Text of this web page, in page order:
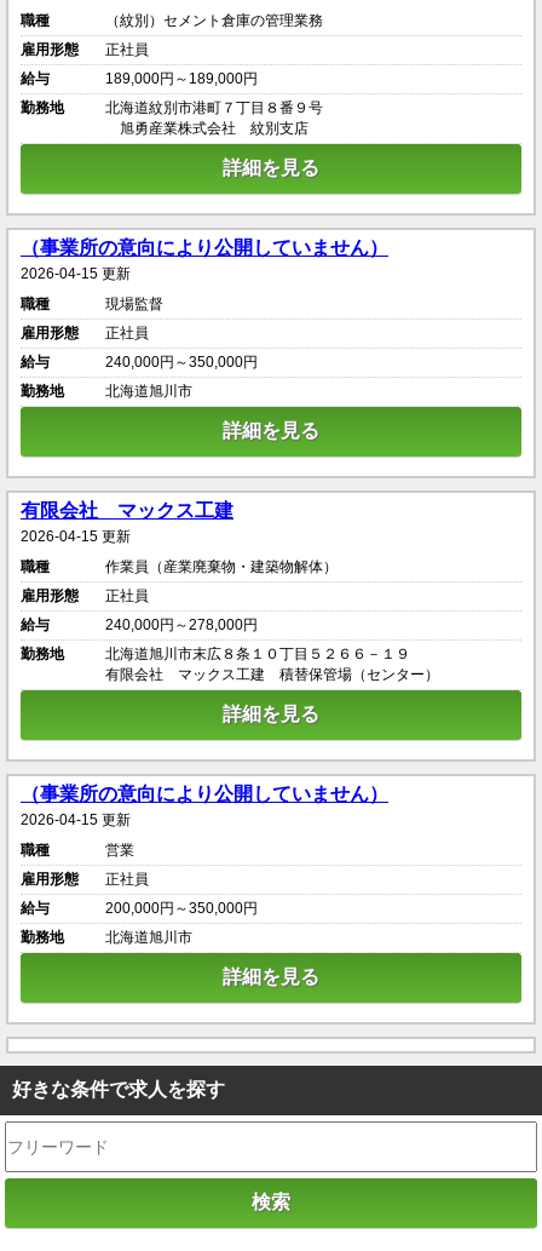
職種
（紋別）セメント倉庫の管理業務
雇用形態
正社員
給与
189,000円～189,000円
勤務地
北海道紋別市港町７丁目８番９号
旭勇産業株式会社 紋別支店
詳細を見る
（事業所の意向により公開していません）
2026-04-15 更新
職種
現場監督
雇用形態
正社員
給与
240,000円～350,000円
勤務地
北海道旭川市
詳細を見る
有限会社 マックス工建
2026-04-15 更新
職種
作業員（産業廃棄物・建築物解体）
雇用形態
正社員
給与
240,000円～278,000円
勤務地
北海道旭川市末広８条１０丁目５２６６－１９
有限会社 マックス工建 積替保管場（センター）
詳細を見る
（事業所の意向により公開していません）
2026-04-15 更新
職種
営業
雇用形態
正社員
給与
200,000円～350,000円
勤務地
北海道旭川市
詳細を見る
好きな条件で求人を探す